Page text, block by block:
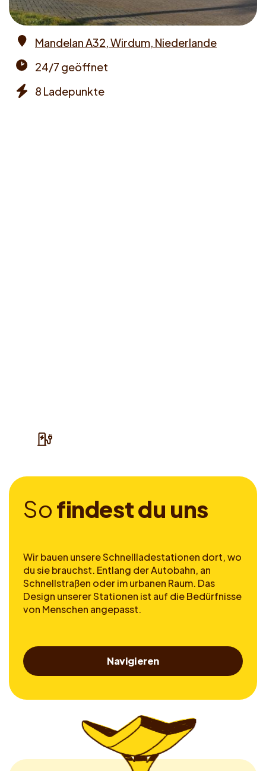
Mandelan A32, Wirdum, Niederlande
times
24/7 geöffnet
8 Ladepunkte
Sofindestdu uns
Wir bauen unsere Schnellladestationen dort, wo
du sie brauchst. Entlang der Autobahn, an
Schnellstraßen oder im urbanen Raum. Das
Design unserer Stationen ist auf die Bedürfnisse
von Menschen angepasst.
Navigieren